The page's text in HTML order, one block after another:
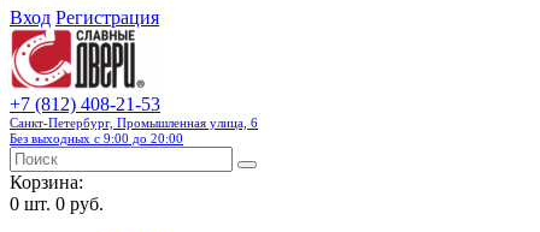
Вход Регистрация
+7 (812) 408-21-53
Санкт-Петербург, Промышленная улица, 6
Без выходных с 9:00 до 20:00
Корзина:
0 шт. 0 руб.